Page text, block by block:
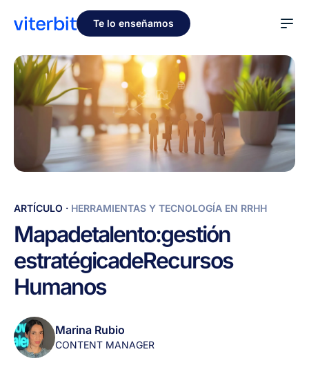
Te lo enseñamos
Mapa
de
talento:
gestión
de
Humanos
ARTÍCULO · HERRAMIENTAS Y TECNOLOGÍA EN RRHH
Mapadetalento:gestión
estratégicadeRecursos
Humanos
Marina Rubio
CONTENT MANAGER